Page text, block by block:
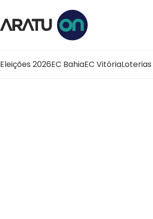
Eleições 2026EC BahiaEC VitóriaLoterias